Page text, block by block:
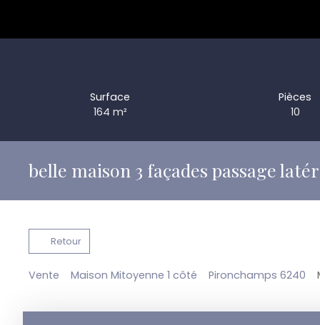
Surface
164 m²
Pièces
10
belle maison 3 façades passage
Retour
Vente Maison Mitoyenne 1 côté Pironchamps 6240